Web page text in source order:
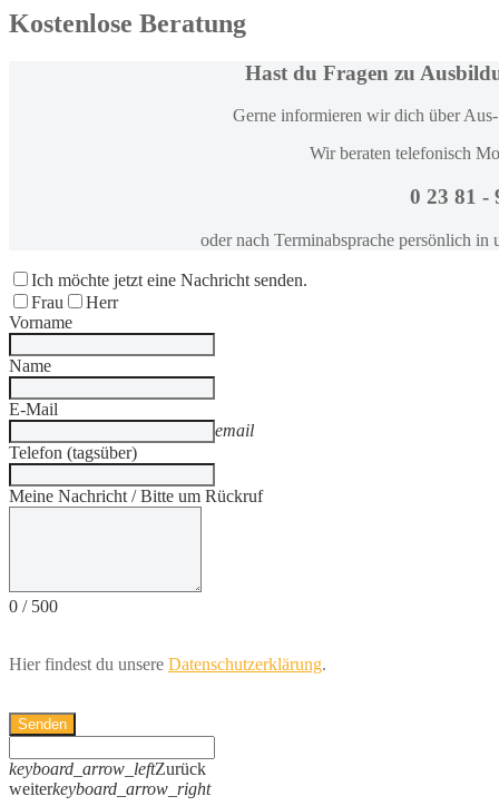
Kostenlose Beratung
Hast du Fragen zu
Gerne informieren wir dich über
Wir beraten telefonisch
0 23 81 -
oder nach Terminabsprache persönlich
Ich möchte jetzt eine Nachricht senden.
Frau
Herr
Vorname
Name
E-Mail
email
Telefon (tagsüber)
Meine Nachricht / Bitte um Rückruf
0 / 500
Hier findest du unsere Datenschutzerklärung.
Senden
keyboard_arrow_leftZurück
weiterkeyboard_arrow_right